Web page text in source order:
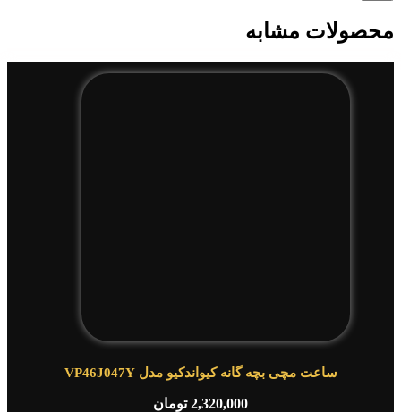
محصولات مشابه
ساعت مچی بچه گانه کیواندکیو مدل VP46J047Y
2,320,000 تومان